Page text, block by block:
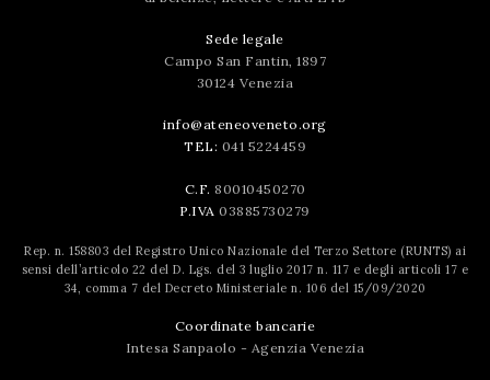
Sede legale
Campo San Fantin, 1897
30124 Venezia
info@ateneoveneto.org
TEL: 041 5224459
C.F. 80010450270
P.IVA 03885730279
Rep. n. 158803 del Registro Unico Nazionale del Terzo Settore (RUNTS) ai
sensi dell’articolo 22 del D. Lgs. del 3 luglio 2017 n. 117 e degli articoli 17 e
34, comma 7 del Decreto Ministeriale n. 106 del 15/09/2020
Coordinate bancarie
Intesa Sanpaolo - Agenzia Venezia